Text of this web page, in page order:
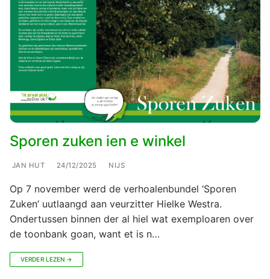
Sporen zuken ien e winkel
JAN HUT 24/12/2025 NIJS
Op 7 november werd de verhoalenbundel ‘Sporen
Zuken’ uutlaangd aan veurzitter Hielke Westra.
Ondertussen binnen der al hiel wat exemploaren over
de toonbank goan, want et is n…
VERDER LEZEN →